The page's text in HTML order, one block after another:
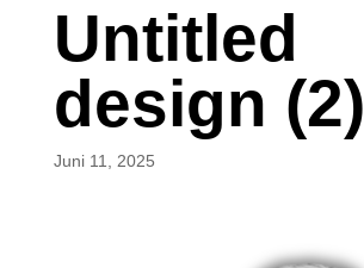
Untitled
design (2)
Juni 11, 2025